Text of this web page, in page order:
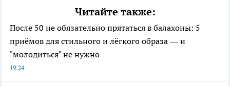
Читайте также:
После 50 не обязательно прятаться в балахоны: 5
приёмов для стильного и лёгкого образа — и
"молодиться" не нужно
19:24